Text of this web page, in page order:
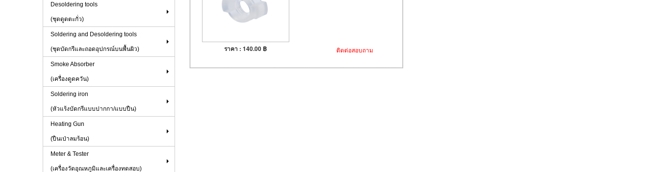
Desoldering tools
(ชุดดูดตะกั่ว)
Soldering and Desoldering tools
(ชุดบัดกรีและถอดอุปกรณ์บนพื้นผิว)
Smoke Absorber
(เครื่องดูดควัน)
Soldering iron
(หัวแร้งบัดกรีแบบปากกา/แบบปืน)
Heating Gun
(ปืนเป่าลมร้อน)
Meter & Tester
(เครื่องวัดอุณหภูมิและเครื่องทดสอบ)
ราคา : 140.00 ฿ ติดต่อสอบถาม